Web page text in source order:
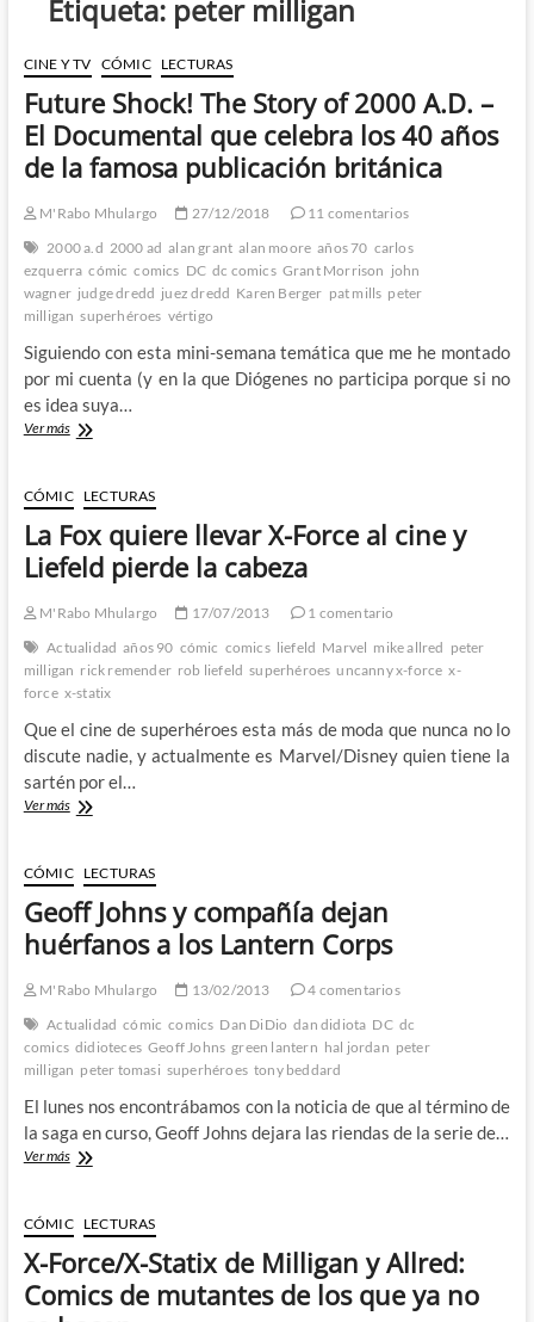
Etiqueta: peter milligan
CINE Y TV CÓMIC LECTURAS
Future Shock! The Story of 2000 A.D. –
El Documental que celebra los 40 años
de la famosa publicación británica
M'Rabo Mhulargo 27/12/2018
11 comentarios
2000 a.d 2000 ad alan grant alan moore años 70 carlos
ezquerra cómic comics DC dc comics Grant Morrison john
wagner judge dredd juez dredd Karen Berger pat mills peter
milligan superhéroes vértigo
Siguiendo con esta mini-semana temática que me he montado
por mi cuenta (y en la que Diógenes no participa porque si no
es idea suya…
Ver másFuture
Story
of
2000
A.D.
–
Documental
que
celebra
años
famosa
publicación
CÓMIC LECTURAS
La Fox quiere llevar X-Force al cine y
Liefeld pierde la cabeza
M'Rabo Mhulargo 17/07/2013
1 comentario
Actualidad años 90 cómic comics liefeld Marvel mike allred peter
milligan rick remender rob liefeld superhéroes uncanny x-force x-
force x-statix
Que el cine de superhéroes esta más de moda que nunca no lo
discute nadie, y actualmente es Marvel/Disney quien tiene la
sartén por el…
Ver másLa
llevar
X-
Force
al
cine
Liefeld
pierde
CÓMIC LECTURAS
Geoff Johns y compañía dejan
huérfanos a los Lantern Corps
M'Rabo Mhulargo 13/02/2013
4 comentarios
Actualidad cómic comics Dan DiDio dan didiota DC dc
comics didioteces Geoff Johns green lantern hal jordan peter
milligan peter tomasi superhéroes tony beddard
El lunes nos encontrábamos con la noticia de que al término de
la saga en curso, Geoff Johns dejara las riendas de la serie de…
Ver másGeoff
compañía
dejan
huérfanos
los
CÓMIC LECTURAS
X-Force/X-Statix de Milligan y Allred:
Comics de mutantes de los que ya no